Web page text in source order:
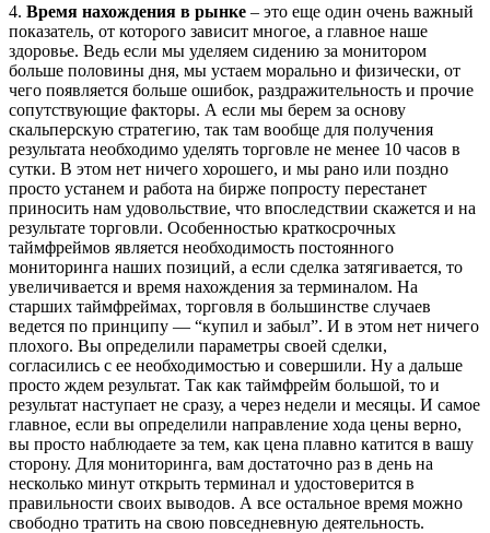
4. Время нахождения в рынке – это еще один очень важный
показатель, от которого зависит многое, а главное наше
здоровье. Ведь если мы уделяем сидению за монитором
больше половины дня, мы устаем морально и физически, от
чего появляется больше ошибок, раздражительность и прочие
сопутствующие факторы. А если мы берем за основу
скальперскую стратегию, так там вообще для получения
результата необходимо уделять торговле не менее 10 часов в
сутки. В этом нет ничего хорошего, и мы рано или поздно
просто устанем и работа на бирже попросту перестанет
приносить нам удовольствие, что впоследствии скажется и на
результате торговли. Особенностью краткосрочных
таймфреймов является необходимость постоянного
мониторинга наших позиций, а если сделка затягивается, то
увеличивается и время нахождения за терминалом. На
старших таймфреймах, торговля в большинстве случаев
ведется по принципу — “купил и забыл”. И в этом нет ничего
плохого. Вы определили параметры своей сделки,
согласились с ее необходимостью и совершили. Ну а дальше
просто ждем результат. Так как таймфрейм большой, то и
результат наступает не сразу, а через недели и месяцы. И самое
главное, если вы определили направление хода цены верно,
вы просто наблюдаете за тем, как цена плавно катится в вашу
сторону. Для мониторинга, вам достаточно раз в день на
несколько минут открыть терминал и удостоверится в
правильности своих выводов. А все остальное время можно
свободно тратить на свою повседневную деятельность.